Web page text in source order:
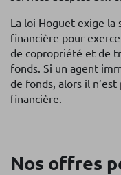
La loi Hoguet exige la
financière pour
de copropriété et de
fonds. Si un agent
de fonds, alors il
financière.
Nos offres